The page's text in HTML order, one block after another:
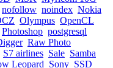
nofollow noindex Nokia
Olympus OpenCL
Photoshop postgresql
Raw Photo
S7 airlines Sale Samba
Leopard Sony SSD